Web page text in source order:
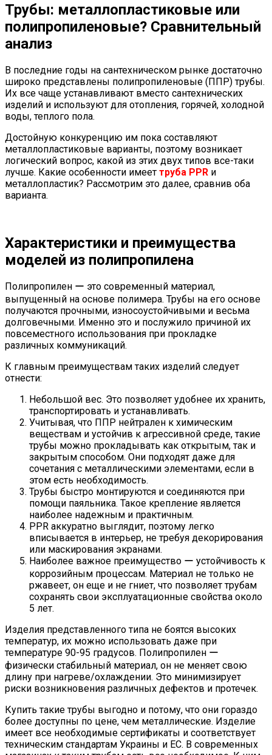
Трубы: металлопластиковые или
полипропиленовые? Сравнительный
анализ
В последние годы на сантехническом рынке достаточно
широко представлены полипропиленовые (ППР) трубы.
Их все чаще устанавливают вместо сантехнических
изделий и используют для отопления, горячей, холодной
воды, теплого пола.
Достойную конкуренцию им пока составляют
металлопластиковые варианты, поэтому возникает
логический вопрос, какой из этих двух типов все-таки
лучше. Какие особенности имеет труба PPR и
металлопластик? Рассмотрим это далее, сравнив оба
варианта.
Характеристики и преимущества
моделей из полипропилена
Полипропилен ー это современный материал,
выпущенный на основе полимера. Трубы на его основе
получаются прочными, износоустойчивыми и весьма
долговечными. Именно это и послужило причиной их
повсеместного использования при прокладке
различных коммуникаций.
К главным преимуществам таких изделий следует
отнести:
Небольшой вес. Это позволяет удобнее их хранить,
транспортировать и устанавливать.
Учитывая, что ППР нейтрален к химическим
веществам и устойчив к агрессивной среде, такие
трубы можно прокладывать как открытым, так и
закрытым способом. Они подходят даже для
сочетания с металлическими элементами, если в
этом есть необходимость.
Трубы быстро монтируются и соединяются при
помощи паяльника. Такое крепление является
наиболее надежным и практичным.
PPR аккуратно выглядит, поэтому легко
вписывается в интерьер, не требуя декорирования
или маскирования экранами.
Наиболее важное преимущество ー устойчивость к
коррозийным процессам. Материал не только не
ржавеет, он еще и не гниет, что позволяет трубам
сохранять свои эксплуатационные свойства около
5 лет.
Изделия представленного типа не боятся высоких
температур, их можно использовать даже при
температуре 90-95 градусов. Полипропилен ー
физически стабильный материал, он не меняет свою
длину при нагреве/охлаждении. Это минимизирует
риски возникновения различных дефектов и протечек.
Купить такие трубы выгодно и потому, что они гораздо
более доступны по цене, чем металлические. Изделие
имеет все необходимые сертификаты и соответствует
техническим стандартам Украины и ЕС. В современных